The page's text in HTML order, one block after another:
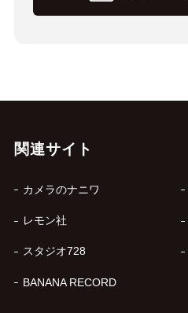
関連サイト
カメラのナニワ
レモン社
スタジオ728
BANANA RECORD